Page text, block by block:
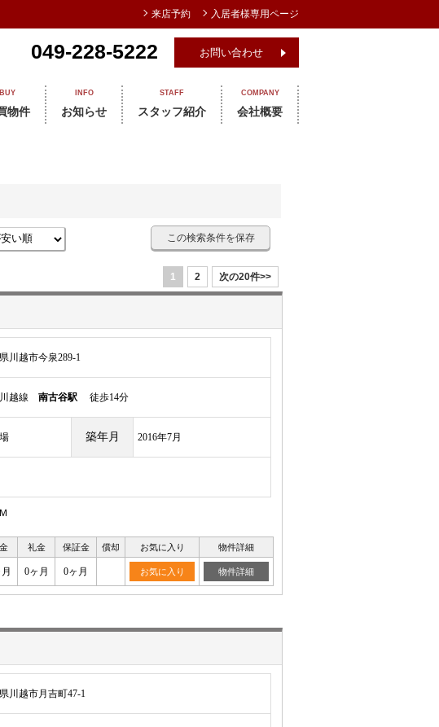
049-228-5222 お問い合わせ
BUY
物件
INFO
お知らせ
STAFF
スタッフ紹介
COMPANY
会社概要
この検索条件を保存
1 2 次の20件>>
川越市今泉289-1
川越線 南古谷駅 徒歩14分
築年月 2016年7月
礼金 保証金 償却 お気に入り 物件詳細
0ヶ月 0ヶ月 お気に入り 物件詳細
川越市月吉町47-1
来店予約 入居者様専用ページ